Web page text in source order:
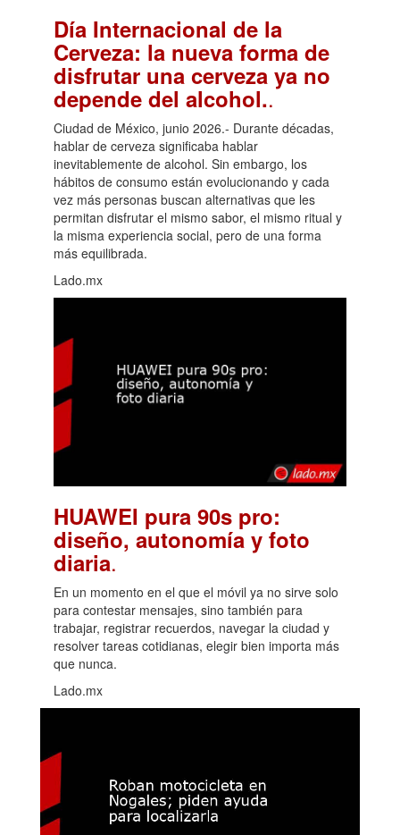
Día Internacional de la
Cerveza: la nueva forma de
disfrutar una cerveza ya no
depende del alcohol..
Ciudad de México, junio 2026.- Durante décadas,
hablar de cerveza significaba hablar
inevitablemente de alcohol. Sin embargo, los
hábitos de consumo están evolucionando y cada
vez más personas buscan alternativas que les
permitan disfrutar el mismo sabor, el mismo ritual y
la misma experiencia social, pero de una forma
más equilibrada.
Lado.mx
HUAWEI pura 90s pro:
diseño, autonomía y foto
diaria.
En un momento en el que el móvil ya no sirve solo
para contestar mensajes, sino también para
trabajar, registrar recuerdos, navegar la ciudad y
resolver tareas cotidianas, elegir bien importa más
que nunca.
Lado.mx